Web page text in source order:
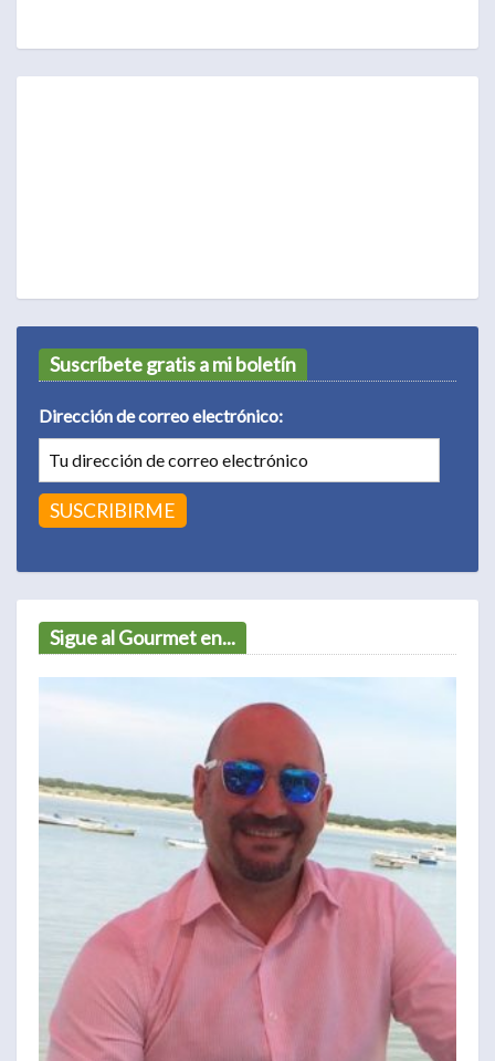
Suscríbete gratis a mi boletín
Dirección de correo electrónico:
Sigue al Gourmet en...